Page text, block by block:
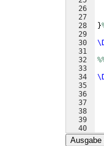
26
27
28
29
30
31
32
33
34
35
36
37
38
39
40
41
}
Ausgabe